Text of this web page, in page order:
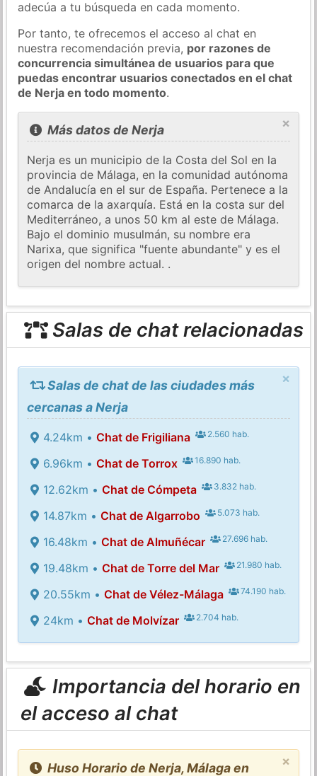
adecúa a tu búsqueda en cada momento.
Por tanto, te ofrecemos el acceso al chat en
nuestra recomendación previa, por razones de
concurrencia simultánea de usuarios para que
puedas encontrar usuarios conectados en el chat
de Nerja en todo momento.
×
Más datos de Nerja
Nerja es un municipio de la Costa del Sol en la
provincia de Málaga, en la comunidad autónoma
de Andalucía en el sur de España. Pertenece a la
comarca de la axarquía. Está en la costa sur del
Mediterráneo, a unos 50 km al este de Málaga.
Bajo el dominio musulmán, su nombre era
Narixa, que significa "fuente abundante" y es el
origen del nombre actual. .
Salas de chat relacionadas
×
Salas de chat de las ciudades más
cercanas a Nerja
4.24km • Chat de Frigiliana 2.560 hab.
6.96km • Chat de Torrox 16.890 hab.
12.62km • Chat de Cómpeta 3.832 hab.
14.87km • Chat de Algarrobo 5.073 hab.
16.48km • Chat de Almuñécar 27.696 hab.
19.48km • Chat de Torre del Mar 21.980 hab.
20.55km • Chat de Vélez-Málaga 74.190 hab.
24km • Chat de Molvízar 2.704 hab.
Importancia del horario en
el acceso al chat
×
Huso Horario de Nerja, Málaga en